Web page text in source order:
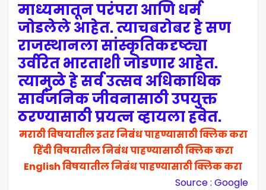
माध्यमातून परंपरा आणि धर्म
जोडलेले आहेत. त्याचबरोबर हे सण
राजस्थानला सांस्कृतिकदृष्ट्या
उर्वरित भारताशी जोडणार आहेत.
त्यामुळे हे सर्व उत्सव अधिकाधिक
सार्वजनिक जीवनासाठी उपयुक्त
ठरण्यासाठी प्रयत्न व्हायला हवेत.
मराठी विषयातील इतर निबंध पाहण्यासाठी क्लिक करा
हिंदी विषयातील निबंध पाहण्यासाठी क्लिक करा
English विषयातील निबंध पाहण्यासाठी क्लिक करा
Source : Google